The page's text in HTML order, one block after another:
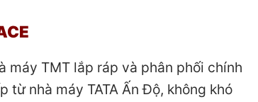
máy TMT lắp ráp và phân phối chính
nhà máy TATA Ấn Độ, không khó